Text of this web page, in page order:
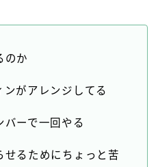
のか
がアレンジしてる
ーで一回やる
せるためにちょっと苦